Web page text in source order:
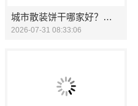
城市散装饼干哪家好？零食大明星，给你意想不到的美味！
2026-07-31 08:33:06